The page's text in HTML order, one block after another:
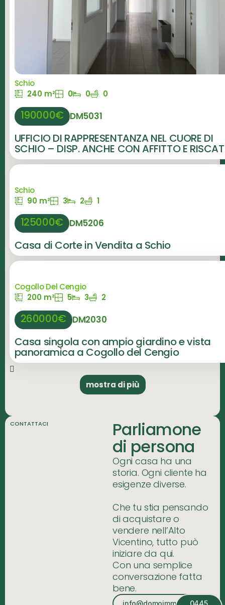
Schio
240 m²
0 0 0
190000€ DM5031
UFFICIO DI RAPPRESENTANZA NEL CUORE DI
SCHIO – DISP. ANCHE CON AFFITTO E
Schio
90 m²
3 2 1
125000€ DM5206
Casa di Corte in Vendita a Schio
Cogollo Del Cengio
200 m²
5 3 2
260000€ DM2030
Casa singola con ampio giardino e vista
panoramica a Cogollo del Cengio
mostra di più
CONTATTACI Parliamone
di persona
Ogni casa ha una
storia. Ogni cliente ha
esigenze diverse.
Che tu stia pensando
di acquistare o
vendere nell’Alto
Vicentino, tutto può
iniziare da qui.
Con una semplice
conversazione fatta
bene.
info@domoimmobiliare.it
0445